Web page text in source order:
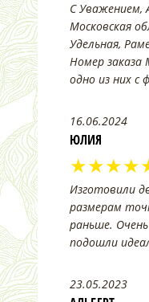
С Уважением,
Московская
Удельная,
Номер заказа
одно из них с
16.06.2024
ЮЛИЯ
Изготовили
размерам
раньше.
подошли
23.05.2023